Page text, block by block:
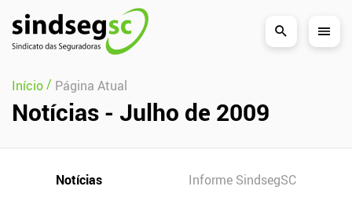
Pular Navegação (s)
Início/ Página Atual
Notícias - Julho de 2009
Notícias
Informe SindsegSC